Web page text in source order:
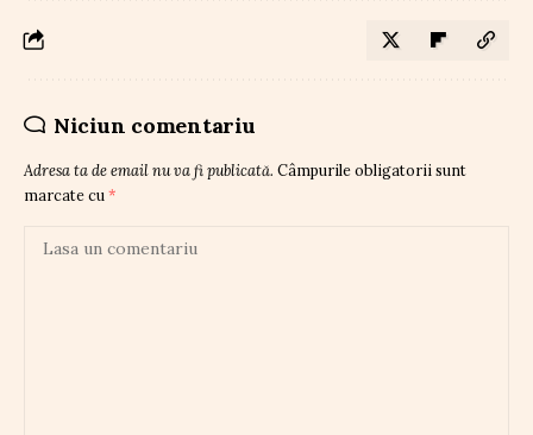
Niciun comentariu
Adresa ta de email nu va fi publicată. Câmpurile obligatorii sunt
marcate cu *